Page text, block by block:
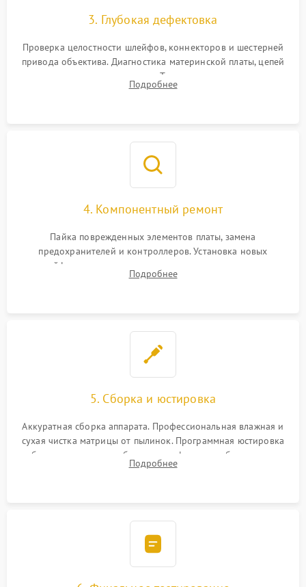
3. Глубокая дефектовка
Проверка целостности шлейфов, коннекторов и шестерней
привода объектива. Диагностика материнской платы, цепей
питания и картоприемника. Тестирование механизма
затвора и блока внутрикамерной стабилизации.
Подробнее
4. Компонентный ремонт
Пайка поврежденных элементов платы, замена
предохранителей и контроллеров. Установка новых
шлейфов, дисплея, механизма затвора или двигателя
автофокуса. Восстановление геометрии тубуса объектива
Подробнее
5. Сборка и юстировка
Аккуратная сборка аппарата. Профессиональная влажная и
сухая чистка матрицы от пылинок. Программная юстировка
рабочего отрезка, калибровка автофокуса, стабилизатора и
экспозамера с помощью сервисного ПО.
Подробнее